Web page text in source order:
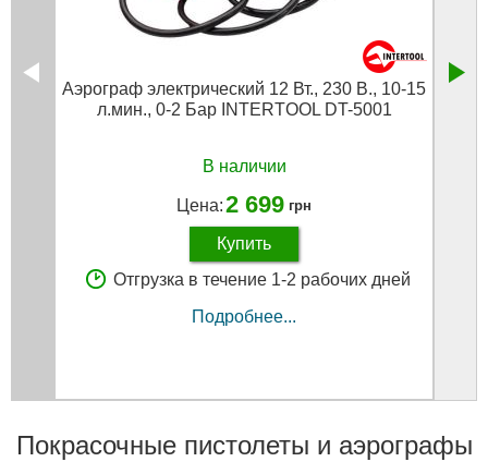
Аэрограф электрический 12 Вт., 230 В., 10-15
л.мин., 0-2 Бар INTERTOOL DT-5001
В наличии
Цена:2 699 грн
Купить
Отгрузка в течение 1-2 рабочих дней
Подробнее...
Покрасочные пистолеты и аэрографы